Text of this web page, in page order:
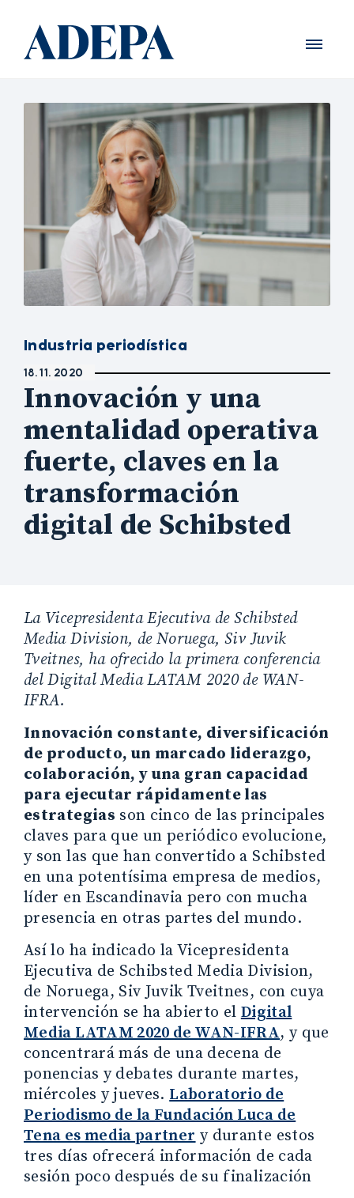
Industria periodística
18. 11. 2020
Innovación y una
mentalidad operativa
fuerte, claves en la
transformación
digital de Schibsted
La Vicepresidenta Ejecutiva de Schibsted
Media Division, de Noruega, Siv Juvik
Tveitnes, ha ofrecido la primera conferencia
del Digital Media LATAM 2020 de WAN-
IFRA.
Innovación constante, diversificación
de producto, un marcado liderazgo,
colaboración, y una gran capacidad
para ejecutar rápidamente las
estrategias son cinco de las principales
claves para que un periódico evolucione,
y son las que han convertido a Schibsted
en una potentísima empresa de medios,
líder en Escandinavia pero con mucha
presencia en otras partes del mundo.
Así lo ha indicado la Vicepresidenta
Ejecutiva de Schibsted Media Division,
de Noruega, Siv Juvik Tveitnes, con cuya
intervención se ha abierto el Digital
Media LATAM 2020 de WAN-IFRA, y que
concentrará más de una decena de
ponencias y debates durante martes,
miércoles y jueves. Laboratorio de
Periodismo de la Fundación Luca de
Tena es media partner y durante estos
tres días ofrecerá información de cada
sesión poco después de su finalización